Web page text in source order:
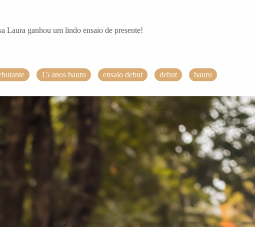
Laura ganhou um lindo ensaio de presente!
15 anos bauru ensaio debut debut bauru